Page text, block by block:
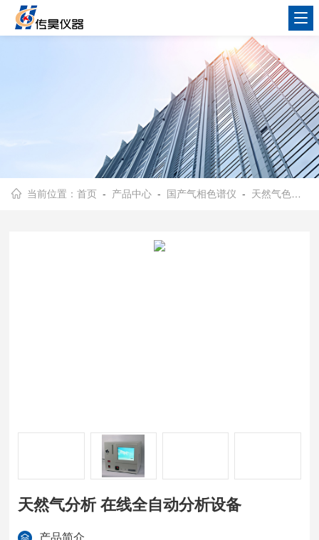
当前位置：首页 - 产品中心 - 国产气相色谱仪 - 天然气色谱分析仪
天然气分析 在线全自动分析设备
产品简介